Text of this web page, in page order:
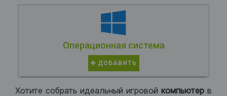
Операционная система
ДОБАВИТЬ
Хотите собрать идеальный игровой компьютер в